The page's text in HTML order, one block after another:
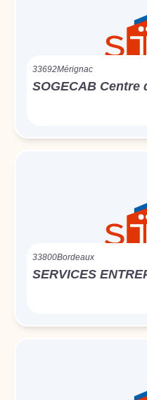
33692Mérignac
SOGECAB Centre
33800Bordeaux
SERVICES